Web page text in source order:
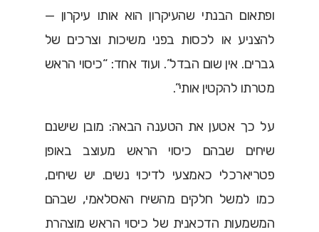
ופתאום הבנתי שהעיקרון הוא אותו עיקרון —
להצניע או לכסות בפני משיכות וצרכים של
גברים. אין שום הבדל”. ועוד אחד: “כיסוי הראש
מטרתו להקטין אותי”.
על כך אטען את הטענה הבאה: מובן שישנם
שיחים שבהם כיסוי הראש מעוצב באופן
פטריארכלי כאמצעי לדיכוי נשים. יש שיחים,
כמו למשל חלקים מהשיח האסלאמי, שבהם
המשמעות הדכאנית של כיסוי הראש מוצהרת